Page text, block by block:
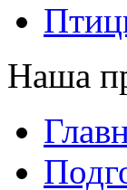
Наша